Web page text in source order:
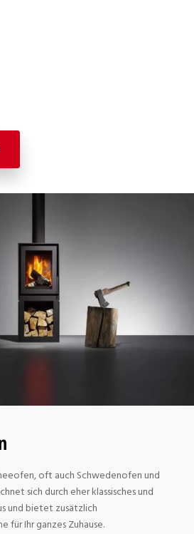
oft auch Schwedenofen und
sich durch eher klassisches und
und bietet zusätzlich
für Ihr ganzes Zuhause.